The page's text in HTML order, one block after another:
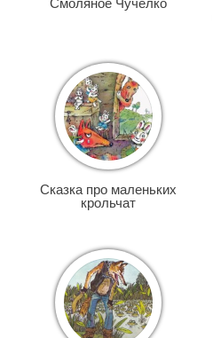
Смоляное Чучелко
Сказка про маленьких
крольчат